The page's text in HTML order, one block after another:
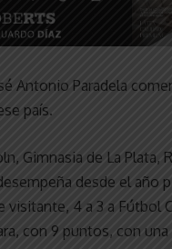
Antonio Paradela
país.
Gimnasia de La
desde el año
visitante, 4 a 3 a
con 9 puntos, con